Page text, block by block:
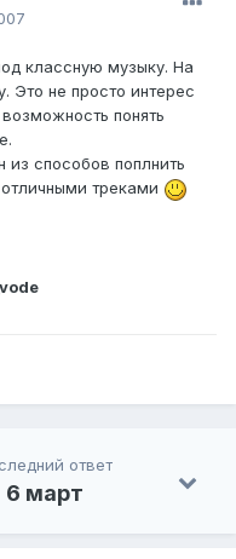
классную музыку. На
Это не просто интерес
понять
способов поплнить
треками
ответ
6 март